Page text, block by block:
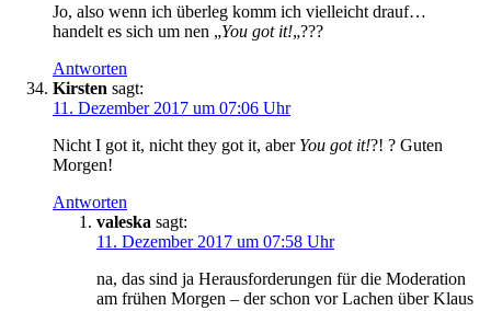
Jo, also wenn ich überleg komm ich vielleicht drauf…
handelt es sich um nen „You got it!„???
Antworten
Kirsten sagt:
11. Dezember 2017 um 07:06 Uhr
Nicht I got it, nicht they got it, aber You got it!?! ? Guten
Morgen!
Antworten
valeska sagt:
11. Dezember 2017 um 07:58 Uhr
na, das sind ja Herausforderungen für die Moderation
am frühen Morgen – der schon vor Lachen über Klaus